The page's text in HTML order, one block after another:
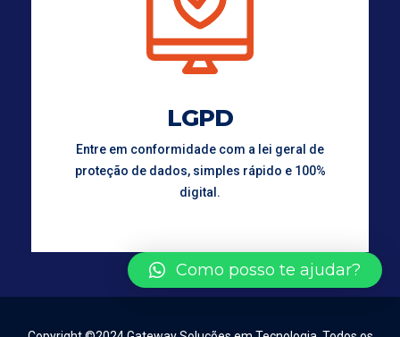
LGPD
Entre em conformidade com a lei geral de
proteção de dados, simples rápido e 100%
digital.
Como posso te ajudar?